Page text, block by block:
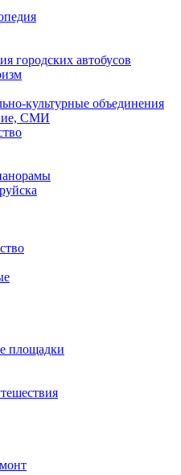
городских автобусов
культурные объединения
СМИ
площадки